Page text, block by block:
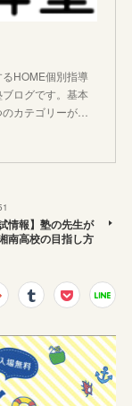
るHOME個別指導
ログです。基本
カテゴリーが…
情報】塾の先生が
南高校の目指し方